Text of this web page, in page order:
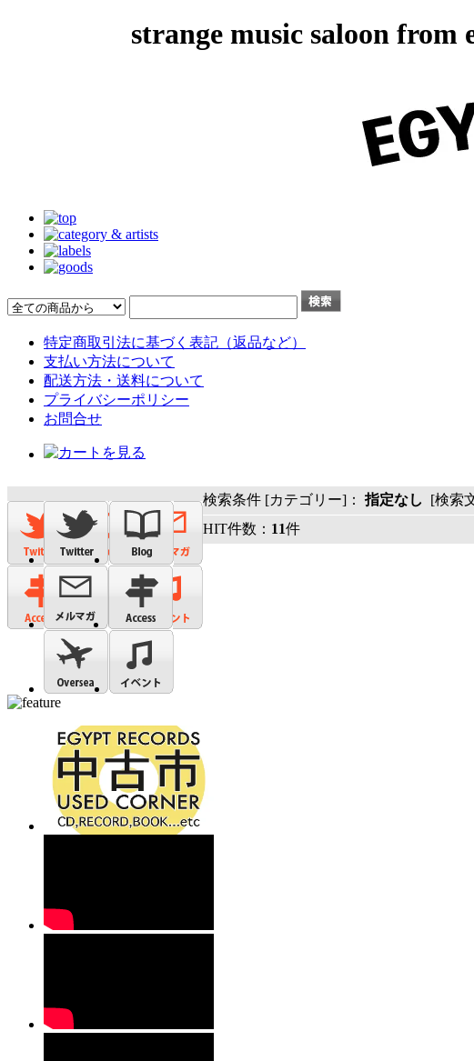
strange music saloon
特定商取引法に基づく表記（返品など）
支払い方法について
配送方法・送料について
プライバシーポリシー
お問合せ
検索条件 [カテゴリー]： 指定なし [検索
HIT件数： 11件